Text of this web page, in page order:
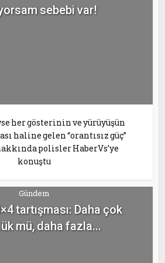
sebebi var!
her gösterinin ve yürüyüşün
haline gelen “orantısız güç”
polisler HaberVs’ye
konuştu
Gündem
tartışması: Daha çok
mü, daha fazla...